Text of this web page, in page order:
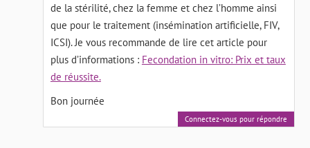
de la stérilité, chez la femme et chez l’homme ainsi
que pour le traitement (insémination artificielle, FIV,
ICSI). Je vous recommande de lire cet article pour
plus d’informations : Fecondation in vitro: Prix et taux
de réussite.
Bon journée
Connectez-vous pour répondre